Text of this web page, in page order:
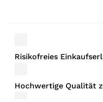
Risikofreies
Hochwertige Qualität